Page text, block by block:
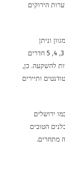
הירוקים
וניתן
להתאמה אישית. תוכלו למצוא בעיר דירות חדשות של 3, 4, 5 חדרים
להשקעה. כן,
ותיירים
ירושלים
הטובים
מתחרים.